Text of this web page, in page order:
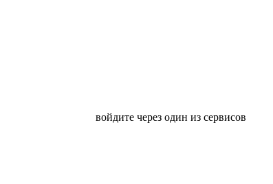
войдите через один из сервисов